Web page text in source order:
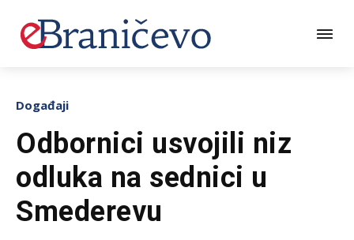
Događaji
Odbornici usvojili niz
odluka na sednici u
Smederevu